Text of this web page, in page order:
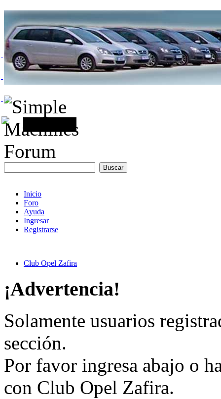
Inicio
Foro
Ayuda
Ingresar
Registrarse
Club Opel Zafira
¡Advertencia!
Solamente usuarios
sección.
Por favor ingresa abajo o
con Club Opel Zafira.